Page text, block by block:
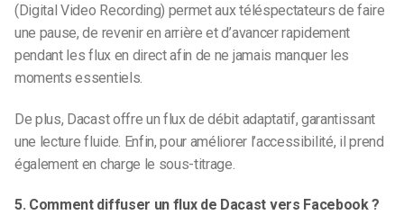
(Digital Video Recording) permet aux téléspectateurs de faire
une pause, de revenir en arrière et d’avancer rapidement
pendant les flux en direct afin de ne jamais manquer les
moments essentiels.
De plus, Dacast offre un flux de débit adaptatif, garantissant
une lecture fluide. Enfin, pour améliorer l’accessibilité, il prend
également en charge le sous-titrage.
5. Comment diffuser un flux de Dacast vers Facebook ?